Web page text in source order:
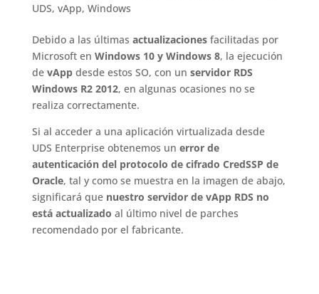
UDS, vApp, Windows
Debido a las últimas actualizacionesfacilitadas por
Microsoft en Windows 10 y Windows 8, la ejecución
de vAppdesde estos SO, con un servidor RDS
Windows R2 2012, en algunas ocasiones no se
realiza correctamente.
Si al acceder a una aplicación virtualizada desde
UDS Enterprise obtenemos un error de
autenticación del protocolo de cifrado CredSSP de
Oracle, tal y como se muestra en la imagen de abajo,
significará que nuestro servidor de vApp RDS no
está actualizado al último nivel de parches
recomendado por el fabricante.